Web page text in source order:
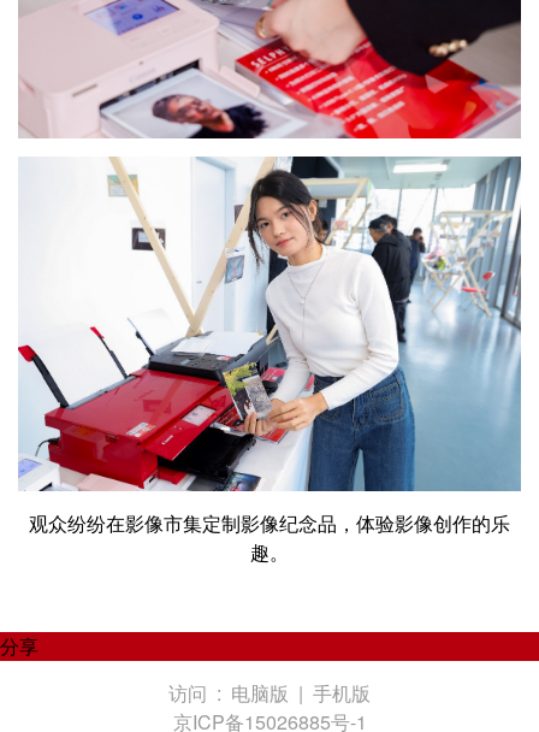
观众纷纷在影像市集定制影像纪念品，体验影像创作的乐
趣。
分享
访问 : 电脑版 | 手机版
京ICP备15026885号-1